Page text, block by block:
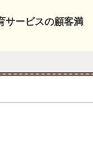
サービスの顧客満